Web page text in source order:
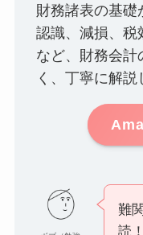
財務諸表の基礎
認識、減損、税
など、財務会計
く、丁寧に解説
難
読！